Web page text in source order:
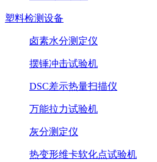
塑料检测设备
卤素水分测定仪
摆锤冲击试验机
DSC差示热量扫描仪
万能拉力试验机
灰分测定仪
热变形维卡软化点试验机